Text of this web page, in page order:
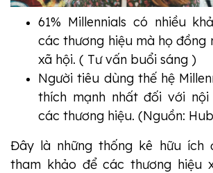
61% Millennials có nhiều
các thương hiệu mà họ đồng
xã hội. ( Tư vấn buổi sáng )
Người tiêu dùng thế hệ
thích mạnh nhất đối với
các thương hiệu. (Nguồn:
Đây là những thống kê hữu ích
tham khảo để các thương hiệu